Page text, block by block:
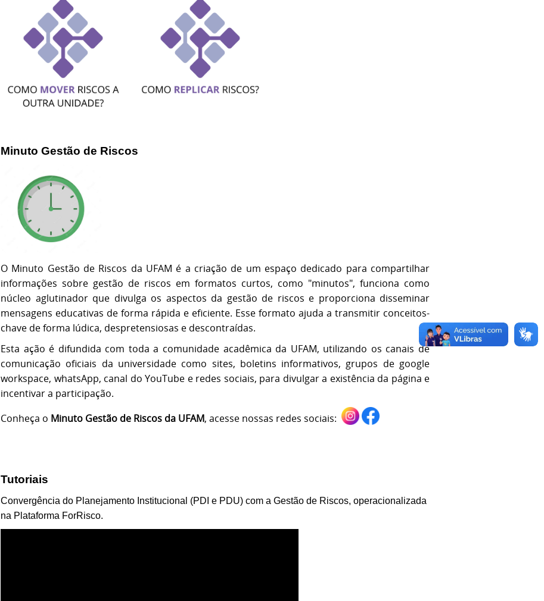
Minuto Gestão de Riscos
O Minuto Gestão de Riscos da UFAM é a criação de um espaço dedicado para compartilhar
informações sobre gestão de riscos em formatos curtos, como "minutos", funciona como
núcleo aglutinador que divulga os aspectos da gestão de riscos e proporciona disseminar
mensagens educativas de forma rápida e eficiente. Esse formato ajuda a transmitir conceitos-
chave de forma lúdica, despretensiosas e descontraídas.
Esta ação é difundida com toda a comunidade acadêmica da UFAM, utilizando os canais de
comunicação oficiais da universidade como sites, boletins informativos, grupos de google
workspace, whatsApp, canal do YouTube e redes sociais, para divulgar a existência da página e
incentivar a participação.
Conheça o Minuto Gestão de Riscos da UFAM, acesse nossas redes sociais:
Tutoriais
Convergência do Planejamento Institucional (PDI e PDU) com a Gestão de Riscos, operacionalizada
na Plataforma ForRisco.